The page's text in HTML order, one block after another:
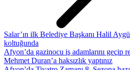
Salar’ın ilk Belediye Başkanı Halil
koltuğunda
Afyon’da gazinocu iş adamlarını geçip
Mehmet Duran’a haksızlık yaptınız